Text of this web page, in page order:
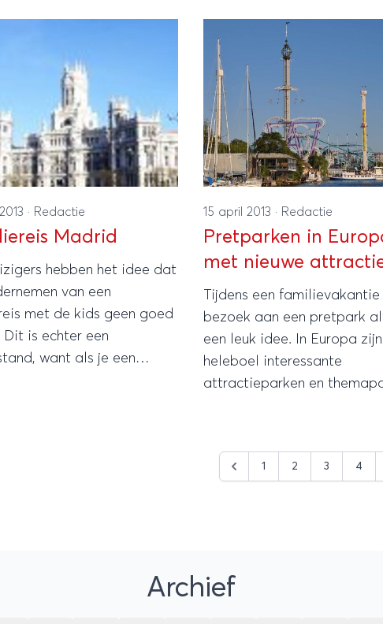
vakantie vast te plakken
volgen enkele tips voor een
geslaagde familereis.
· Redactie
Madrid
hebben het idee dat
van een
met de kids geen goed
Dit is echter een
want als je een
15 april 2013 · Redactie
Pretparken in
met nieuwe
Tijdens een familievakantie
bezoek aan een pretpark
een leuk idee. In Europa
heleboel interessante
attractieparken en
Hieronder vind je een kleine
selectie van Europese
1 2 3 4
Archief